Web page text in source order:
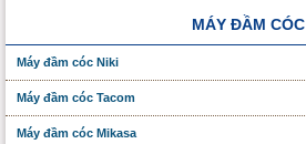
MÁY ĐẦM CÓC
Máy đầm cóc Niki
Máy đầm cóc Tacom
Máy đầm cóc Mikasa